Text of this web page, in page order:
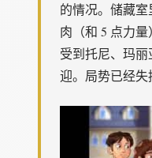
的情况。储藏
肉（和 5 点力量
受到托尼、玛
迎。局势已经失